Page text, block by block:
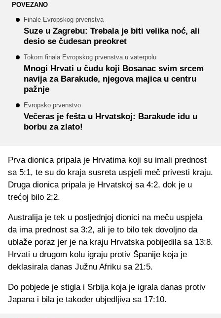
POVEZANO
Finale Evropskog prvenstva
Suze u Zagrebu: Trebala je biti velika noć, ali
desio se čudesan preokret
Tokom finala Evropskog prvenstva u vaterpolu
Mnogi Hrvati u čudu koji Bosanac svim srcem
navija za Barakude, njegova majica u centru
pažnje
Evropsko prvenstvo
Večeras je fešta u Hrvatskoj: Barakude idu u
borbu za zlato!
Prva dionica pripala je Hrvatima koji su imali prednost
sa 5:1, te su do kraja susreta uspjeli meč privesti kraju.
Druga dionica pripala je Hrvatskoj sa 4:2, dok je u
trećoj bilo 2:2.
Australija je tek u posljednjoj dionici na meču uspjela
da ima prednost sa 3:2, ali je to bilo tek dovoljno da
ublaže poraz jer je na kraju Hrvatska pobijedila sa 13:8.
Hrvati u drugom kolu igraju protiv Španije koja je
deklasirala danas Južnu Afriku sa 21:5.
Do pobjede je stigla i Srbija koja je igrala danas protiv
Japana i bila je također ubjedljiva sa 17:10.